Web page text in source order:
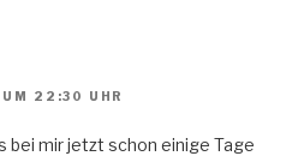
22:30 UHR
bei mir jetzt schon einige Tage